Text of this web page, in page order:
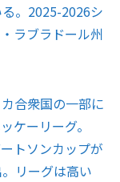
。2025-2026シ
ラブラドール州
合衆国の一部に
ケーリーグ。
トソンカップが
リーグは高い